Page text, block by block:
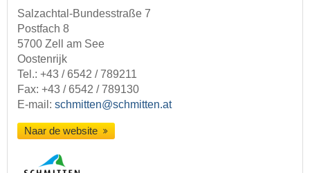
Salzachtal-Bundesstraße 7
Postfach 8
5700 Zell am See
Oostenrijk
Tel.: +43 / 6542 / 789211
Fax: +43 / 6542 / 789130
E-mail: schmitten@schmitten.at
Naar de website